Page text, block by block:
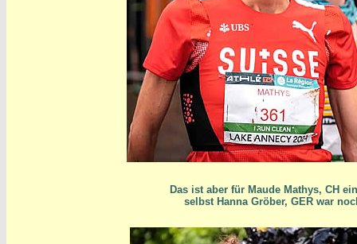
Das ist aber für Maude Mathys, CH
selbst Hanna Gröber, GER war